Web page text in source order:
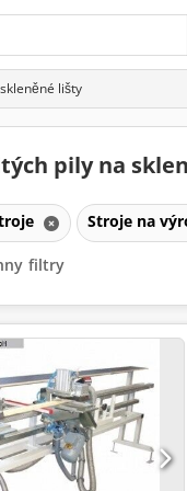
lišty
pily na
Stroje na
filtry